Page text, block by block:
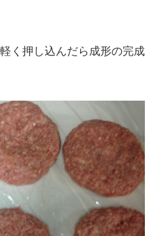
く押し込んだら成形の完成